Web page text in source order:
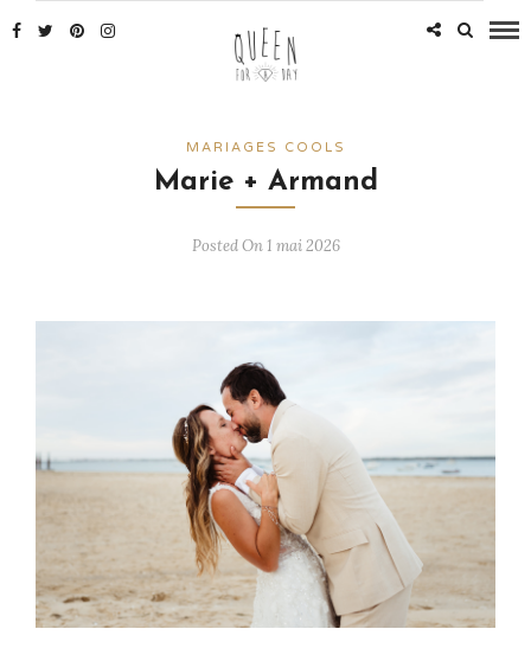
MARIAGES COOLS
Marie + Armand
Posted On 1 mai 2026